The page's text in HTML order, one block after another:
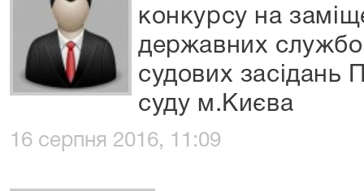
конкурсу на
державних
судових засідань
суду м.Києва
16 серпня 2016, 11:09